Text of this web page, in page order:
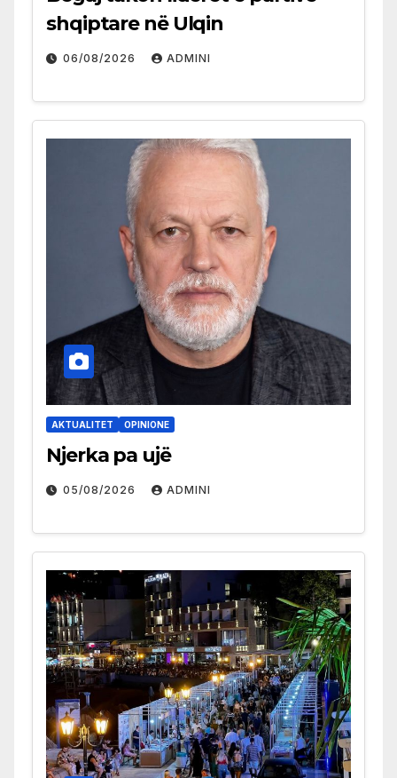
shqiptare në Ulqin
06/08/2026 ADMINI
AKTUALITET OPINIONE
Njerka pa ujë
05/08/2026 ADMINI